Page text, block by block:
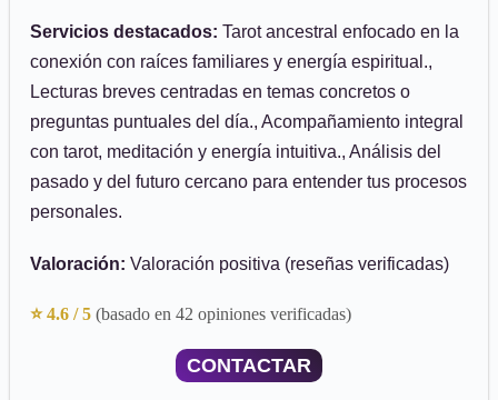
Servicios destacados: Tarot ancestral enfocado en la
conexión con raíces familiares y energía espiritual.,
Lecturas breves centradas en temas concretos o
preguntas puntuales del día., Acompañamiento integral
con tarot, meditación y energía intuitiva., Análisis del
pasado y del futuro cercano para entender tus procesos
personales.
Valoración: Valoración positiva (reseñas verificadas)
⭐ 4.6 / 5 (basado en 42 opiniones verificadas)
CONTACTAR